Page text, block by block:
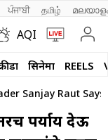
ਪੰਜਾਬੀ தமிழ்
AQI
सिनेमा REELS
Sanjay Raut
पर्याय देऊ